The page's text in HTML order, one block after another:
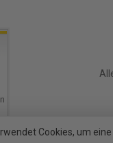
Cookies, um